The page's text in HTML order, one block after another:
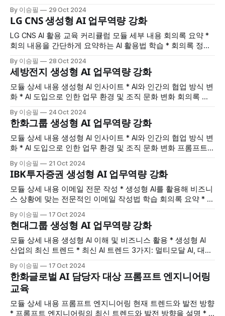
해지기 I * AI를 활용한 소설 작성 실습 * 프롬프트 작성 및 응답
이해 프롬프트 친숙해지기 II * 구글 Image FX를 활용한 소설
커버
By 이승필 29 Oct 2024
LG CNS 생성형 AI 업무역량 강화
LG CNS AI 활용 교육 커리큘럼 모듈 세부 내용 회의록 요약 *
회의 내용을 간단하게 요약하는 AI 활용법 학습 * 회의록 정리
활용한 데이터 분석 및 보고서 수정 방법 * 보고서의 정확성과
전달력을 높이는 기술 학습 재무 분석 후 보고서 작성 * 재무
데이터를 AI로
By 이승필 28 Oct 2024
세방전지 생성형 AI 업무역량 강화
모듈 상세 내용 생성형 AI 인사이트 * AI와 인간의 협업 방식 변
화 * AI 도입으로 인한 업무 환경 및 조직 문화 변화 회의록 요
스케쥴링 자동생성 * AI 기반의 공정 스케쥴링 자동화로 생산
일정 관리 효율화 고객 맞춤 제안서 작성 * 고객의 요구에 맞춘
맞춤형 제안서
By 이승필 24 Oct 2024
한화그룹 생성형 AI 업무역량 강화
모듈 상세 내용 생성형 AI 인사이트 * AI와 인간의 협업 방식 변
화 * AI 도입으로 인한 업무 환경 및 조직 문화 변화 프롬프트
프트 작성 방법 프롬프트 엔지니어링 기초와 이해 * 프롬프트
엔지니어링 개념과 중요성 * 효과적인 프롬프트 작성 방법 *
프롬프트 작성 네 가지 주요 영역 기초 업무
By 이승필 21 Oct 2024
IBK투자증권 생성형 AI 업무역량 강화
모듈 상세 내용 이메일 전문 작성 * 생성형 AI를 활용해 비즈니
스 상황에 맞는 전문적인 이메일 작성법 학습 회의록 요약 * 회
포인트 정리 나의 2025년 비전과 전략 수립 * 개인 및 조직 목
표 설정과 실행 계획 수립 * 중장기 비전을 구체화하고 달성 전
략 마련 고객
By 이승필 17 Oct 2024
현대그룹 생성형 AI 업무역량 강화
모듈 상세 내용 생성형 AI 이해 및 비즈니스 활용 * 생성형 AI
산업의 최신 트렌드 * 최신 AI 트렌드 3가지: 멀티모달 AI, 대규
ChatGPT의 활용 방식 이해 * 모델의 특성과 최신 버전의 차이
점 프롬프트 엔지니어링 기초와 이해 * 프롬프트 엔지니어링
By 이승필 17 Oct 2024
한화글로벌 AI 담당자 대상 프롬프트 엔지니어링
교육
모듈 상세 내용 프롬프트 엔지니어링 현재 트렌드와 발전 방향
* 프롬프트 엔지니어링의 최신 트렌드와 발전 방향을 설명 * AI